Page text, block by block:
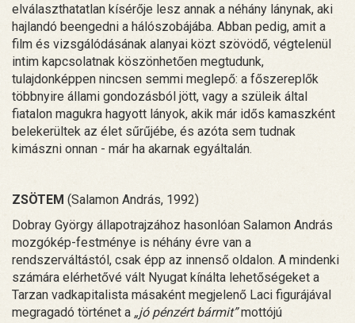
elválaszthatatlan kísérője lesz annak a néhány lánynak, aki
hajlandó beengedni a hálószobájába. Abban pedig, amit a
film és vizsgálódásának alanyai közt szövödő, végtelenül
intim kapcsolatnak köszönhetően megtudunk,
tulajdonképpen nincsen semmi meglepő: a főszereplők
többnyire állami gondozásból jött, vagy a szüleik által
fiatalon magukra hagyott lányok, akik már idős kamaszként
belekerültek az élet sűrűjébe, és azóta sem tudnak
kimászni onnan - már ha akarnak egyáltalán.
ZSÖTEM (Salamon András, 1992)
Dobray György állapotrajzához hasonlóan Salamon András
mozgókép-festménye is néhány évre van a
rendszerváltástól, csak épp az innenső oldalon. A mindenki
számára elérhetővé vált Nyugat kínálta lehetőségeket a
Tarzan vadkapitalista másaként megjelenő Laci figurájával
megragadó történet a „jó pénzért bármit”mottójú